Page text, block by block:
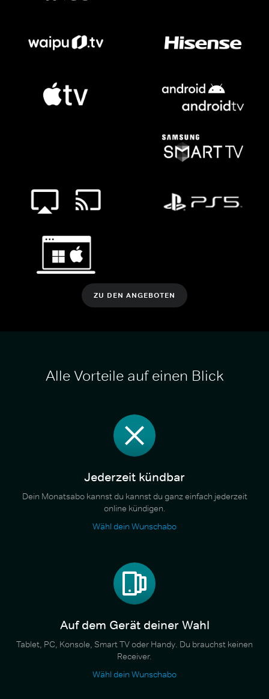
ZU DEN ANGEBOTEN
Alle Vorteile auf einen Blick
Jederzeit kündbar
Dein Monatsabo kannst du kannst du ganz einfach jederzeit
online kündigen.
Wähl dein Wunschabo
Auf dem Gerät deiner Wahl
Tablet, PC, Konsole, Smart TV oder Handy. Du brauchst keinen
Receiver.
Wähl dein Wunschabo